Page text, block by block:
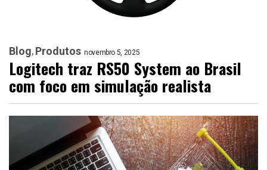
Blog Produtos novembro 5, 2025
Logitech traz RS50 System ao Brasil
com foco em simulação realista